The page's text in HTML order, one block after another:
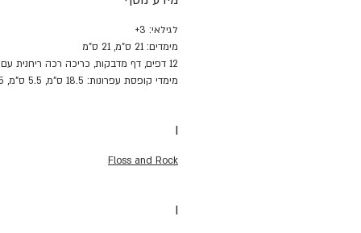
לגילאי: 3+
מימדים: 21 ס"מ, 21 ס"מ
12 דפים, דף מדבקות, כריכה רכה ריחנית עם עיטורים כסופים.
מימדי קופסת עפרונות: 18.5 ס"מ, 5.5 ס"מ, 2.5 ס"מ.
I
Floss and Rock
I